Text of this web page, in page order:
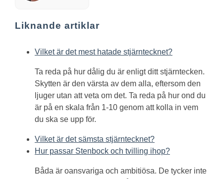
Liknande artiklar
Vilket är det mest hatade stjärntecknet?
Ta reda på hur dålig du är enligt ditt stjärntecken.
Skytten är den värsta av dem alla, eftersom den
ljuger utan att veta om det. Ta reda på hur ond du
är på en skala från 1-10 genom att kolla in vem
du ska se upp för.
Vilket är det sämsta stjärntecknet?
Hur passar Stenbock och tvilling ihop?
Båda är oansvariga och ambitiösa. De tycker inte